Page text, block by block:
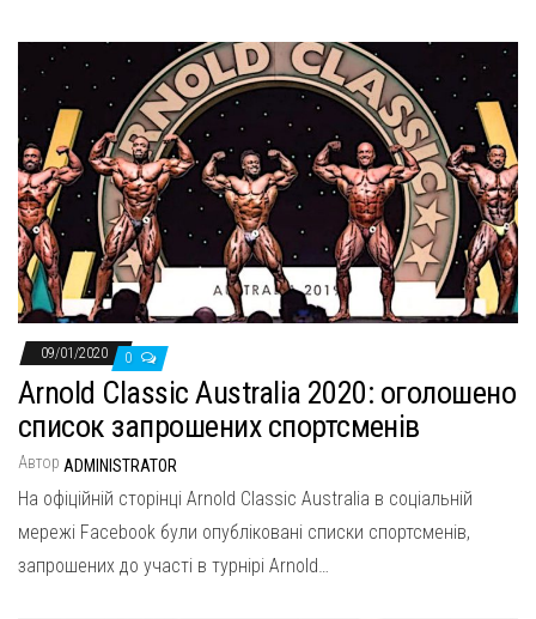
09/01/2020 0
Arnold Classic Australia 2020: оголошено
список запрошених спортсменів
Автор ADMINISTRATOR
На офіційній сторінці Arnold Classic Australia в соціальній
мережі Facebook були опубліковані списки спортсменів,
запрошених до участі в турнірі Arnold…